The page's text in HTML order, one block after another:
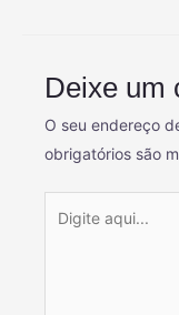
Deixe um
O seu endereço
obrigatórios são